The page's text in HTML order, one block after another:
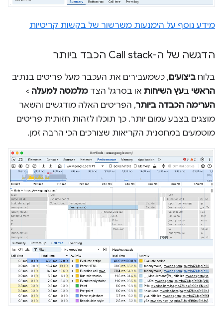
מידע נוסף על הימנעות משרשור של בקשות קריטיות
הדגשה של ה-Call stack הכבד ביותר
בלוח ביצועים, כשמעבירים את העכבר מעל פריטים בנתיב
הראשי בעץ השיחות או בסרגל הצד מלמטה למעלה >
הערימה הכבדה ביותר, הפריטים האלה מודגשים והשאר
מוצגים בצבע עמום יותר. כך תוכלו לזהות חזותית פריטים
מוטמעים במחסנית הקריאות שצורכים הכי הרבה זמן.